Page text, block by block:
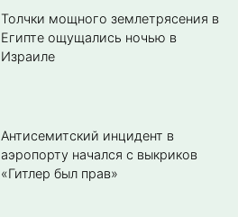
Толчки мощного землетрясения в
Египте ощущались ночью в
Израиле
Антисемитский инцидент в
аэропорту начался с выкриков
«Гитлер был прав»